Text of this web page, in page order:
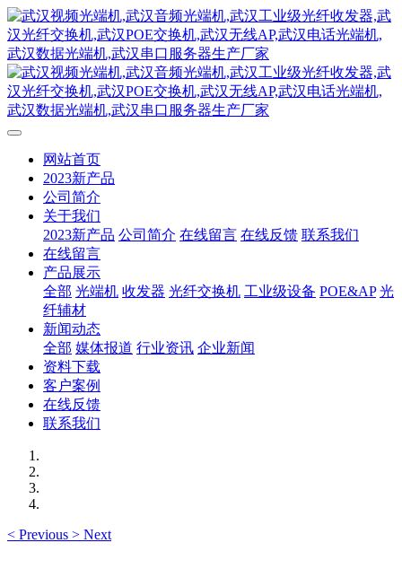
网站首页
2023新产品
公司简介
关于我们
2023新产品 公司简介 在线留言 在线反馈 联系我们
在线留言
产品展示
全部 光端机 收发器 光纤交换机 工业级设备 POE&AP 光
纤辅材
新闻动态
全部 媒体报道 行业资讯 企业新闻
资料下载
客户案例
在线反馈
联系我们
< Previous > Next